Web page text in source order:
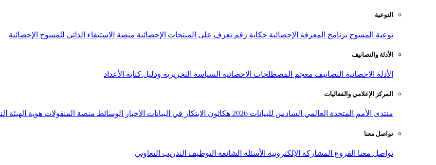
التوعية
توعية المسوح برنامج المعرفة الإحصائية حكاية رقم تعرف على المنتجات الإحصائية منصة الاستيفاء الذاتي للمسوح الإحصائية
الأدلة والتصانيف
الأدلة الإحصائية التصانيف معجم المصطلحات الإحصائية السياسة التحريرية ودليل كتابة الأعداد
المركز الإعلامي والفعاليات
منتدى الأمم المتحدة العالمي السادس للبيانات 2026 هكاثون الابتكار في البيانات الأخبار الوسائط منصة المنقولات هوية الهيئة
تواصل معنا
تواصل معنا الفروع المشاركة الإلكترونية الأسئلة الشائعة التوظيف التدريب التعاوني